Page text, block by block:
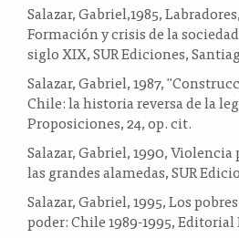
Salazar, Gabriel,1985,
Formación y crisis de la
siglo XIX, SUR Ediciones,
Salazar, Gabriel, 1987,
Chile: la historia reversa de la
Proposiciones, 24, op. cit.
Salazar, Gabriel, 1990,
las grandes alamedas, SUR
Salazar, Gabriel, 1995, Los
poder: Chile 1989-1995, Editorial